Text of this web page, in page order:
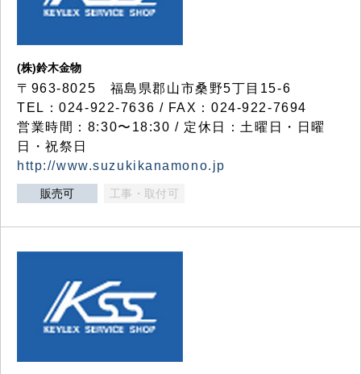
(株)鈴木金物
〒963-8025 福島県郡山市桑野5丁目15-6
TEL：024-922-7636 / FAX：024-922-7694
営業時間：8:30〜18:30 / 定休日：土曜日・日曜
日・祝祭日
http://www.suzukikanamono.jp
販売可 工事・取付可